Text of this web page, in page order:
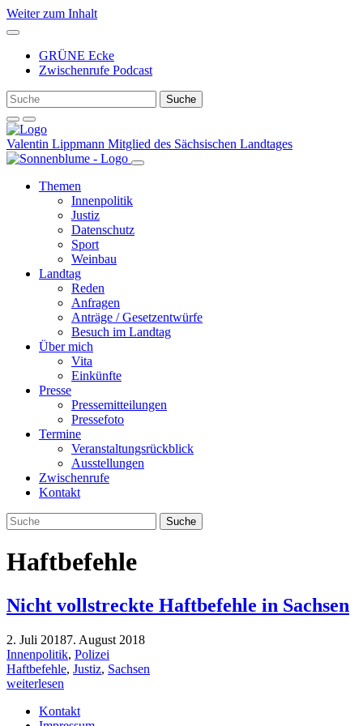
Weiter zum Inhalt
GRÜNE Ecke
Zwischenrufe Podcast
Valentin Lippmann Mitglied des Sächsischen Landtages
Themen
Innenpolitik
Justiz
Datenschutz
Sport
Weinbau
Landtag
Reden
Anfragen
Anträge / Gesetzentwürfe
Besuch im Landtag
Über mich
Vita
Einkünfte
Presse
Pressemitteilungen
Pressefoto
Termine
Veranstaltungsrückblick
Ausstellungen
Zwischenrufe
Kontakt
Haftbefehle
Nicht vollstreckte Haftbefehle in Sachsen
2. Juli 20187. August 2018
Innenpolitik, Polizei
Haftbefehle, Justiz, Sachsen
weiterlesen
Kontakt